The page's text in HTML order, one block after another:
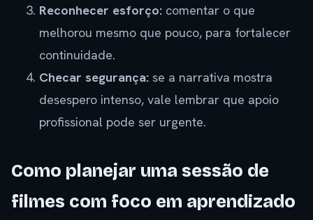
Reconhecer esforço: comentar o que
melhorou mesmo que pouco, para fortalecer
continuidade.
Checar segurança: se a narrativa mostra
desespero intenso, vale lembrar que apoio
profissional pode ser urgente.
Como planejar uma sessão de
filmes com foco em aprendizado